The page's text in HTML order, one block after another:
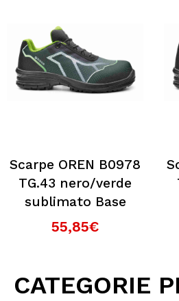
Scarpe OREN B0978
TG.43 nero/verde
sublimato Base
55,85€
CATEGORIE